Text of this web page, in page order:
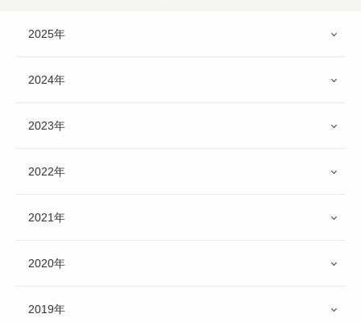
2025年
2024年
2023年
2022年
2021年
2020年
2019年